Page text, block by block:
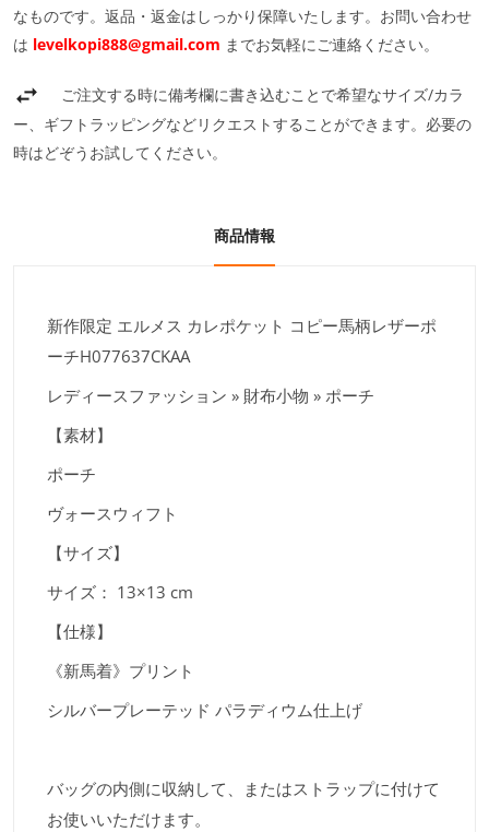
なものです。返品・返金はしっかり保障いたします。お問い合わせ
は levelkopi888@gmail.com までお気軽にご連絡ください。
ご注文する時に備考欄に書き込むことで希望なサイズ/カラ
ー、ギフトラッピングなどリクエストすることができます。必要の
時はどぞうお試してください。
商品情報
新作限定 エルメス カレポケット コピー馬柄レザーポ
ーチH077637CKAA
レディースファッション » 財布小物 » ポーチ
【素材】
ポーチ
ヴォースウィフト
【サイズ】
サイズ： 13×13 cm
【仕様】
《新馬着》プリント
シルバープレーテッド パラディウム仕上げ
バッグの内側に収納して、またはストラップに付けて
お使いいただけます。